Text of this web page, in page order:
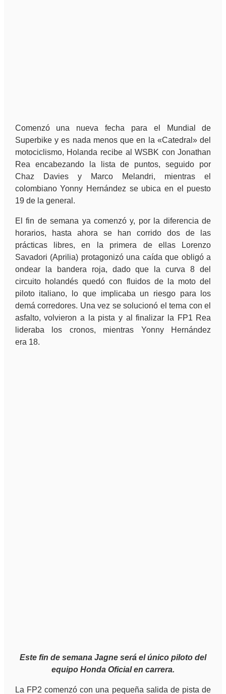
Comenzó una nueva fecha para el Mundial de
Superbike y es nada menos que en la «Catedral» del
motociclismo, Holanda recibe al WSBK con Jonathan
Rea encabezando la lista de puntos, seguido por
Chaz Davies y Marco Melandri, mientras el
colombiano Yonny Hernández se ubica en el puesto
19 de la general.
El fin de semana ya comenzó y, por la diferencia de
horarios, hasta ahora se han corrido dos de las
prácticas libres, en la primera de ellas Lorenzo
Savadori (Aprilia) protagonizó una caída que obligó a
ondear la bandera roja, dado que la curva 8 del
circuito holandés quedó con fluidos de la moto del
piloto italiano, lo que implicaba un riesgo para los
demá corredores. Una vez se solucionó el tema con el
asfalto, volvieron a la pista y al finalizar la FP1 Rea
lideraba los cronos, mientras Yonny Hernández
era 18.
Este fin de semana Jagne será el único piloto del
equipo Honda Oficial en carrera.
La FP2 comenzó con una pequeña salida de pista de